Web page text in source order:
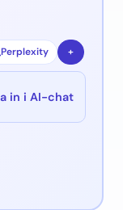
Perplexity +
in i AI-chat